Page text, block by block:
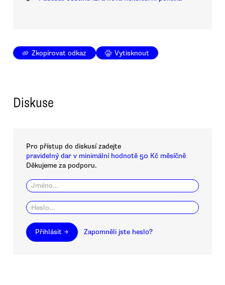
Zkopírovat odkaz Vytisknout
Diskuse
Pro přístup do diskusí zadejte
pravidelný dar v minimální hodnotě 50 Kč měsíčně
Děkujeme za podporu.
Přihlásit → Zapomněli jste heslo?